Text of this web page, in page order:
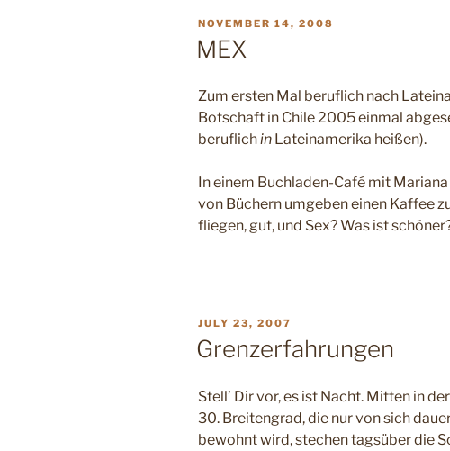
POSTED
ON
NOVEMBER 14, 2008
MEX
Zum ersten Mal beruflich nach
Botschaft in Chile 2005 einmal
beruflichin Lateinamerika heißen).
In einem Buchladen-Café mit
von Büchern umgeben einen Kaffee
fliegen, gut, und Sex? Was ist
POSTED
ON
JULY 23, 2007
Grenzerfahrungen
Stell’ Dir vor, es ist Nacht. Mitten in
30. Breitengrad, die nur von sich
bewohnt wird, stechen tagsüber die